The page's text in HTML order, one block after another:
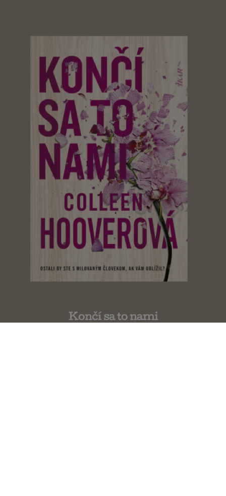
Končí sa to nami